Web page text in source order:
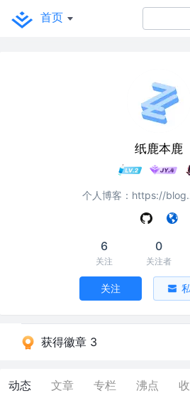
首页
纸鹿本鹿
个人博客：https://
6
关注
0
关注者
关注
获得徽章 3
动态 文章 专栏 沸点